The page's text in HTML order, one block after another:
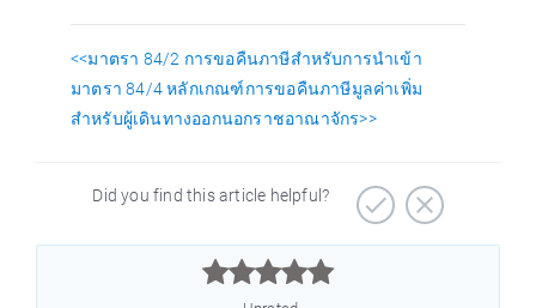
<<มาตรา 84/2 การขอคืนภาษีสำหรับการนำเข้า
มาตรา 84/4 หลักเกณฑ์การขอคืนภาษีมูลค่าเพิ่ม
สำหรับผู้เดินทางออกนอกราชอาณาจักร>>
Did you find this article helpful?


